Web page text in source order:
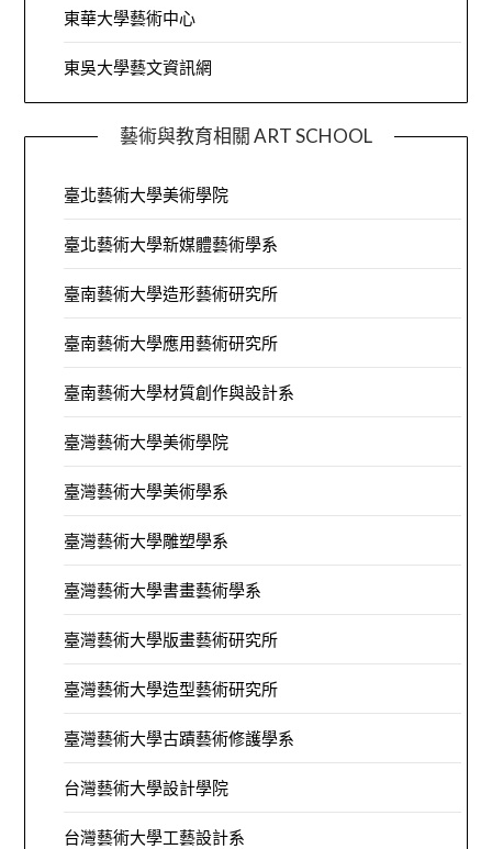
東華大學藝術中心
東吳大學藝文資訊網
藝術與教育相關 ART SCHOOL
臺北藝術大學美術學院
臺北藝術大學新媒體藝術學系
臺南藝術大學造形藝術研究所
臺南藝術大學應用藝術研究所
臺南藝術大學材質創作與設計系
臺灣藝術大學美術學院
臺灣藝術大學美術學系
臺灣藝術大學雕塑學系
臺灣藝術大學書畫藝術學系
臺灣藝術大學版畫藝術研究所
臺灣藝術大學造型藝術研究所
臺灣藝術大學古蹟藝術修護學系
台灣藝術大學設計學院
台灣藝術大學工藝設計系